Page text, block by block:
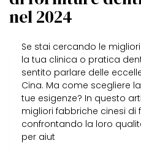
nel 2024
Se stai cercando le
la tua clinica o pratica
sentito parlare delle
Cina. Ma come scegliere
tue esigenze? In questo
migliori fabbriche cinesi di
confrontando la loro
per aiut